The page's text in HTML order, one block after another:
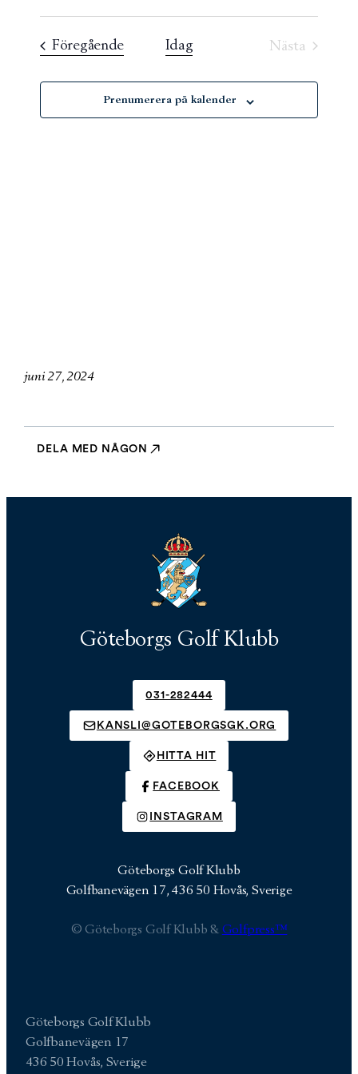
and
Views
Välj
datum
FöregåendeEvenemang
Idag
Nästa
Prenumerera på kalender
juni 27, 2024
DELA MED NÅGON
Göteborgs Golf Klubb
031-282444
KANSLI@GOTEBORGSGK.ORG
HITTA HIT
FACEBOOK
INSTAGRAM
Göteborgs Golf Klubb
Golfbanevägen 17, 436 50 Hovås, Sverige
© Göteborgs Golf Klubb & Golfpress™
Göteborgs Golf Klubb
Golfbanevägen 17
436 50 Hovås, Sverige